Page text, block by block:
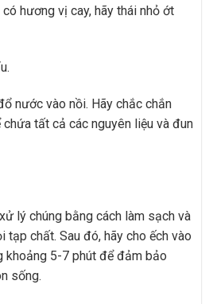
hương vị cay, hãy thái nhỏ ớt
nước vào nồi. Hãy chắc chắn
tất cả các nguyên liệu và đun
lý chúng bằng cách làm sạch và
chất. Sau đó, hãy cho ếch vào
khoảng 5-7 phút để đảm bảo
sống.